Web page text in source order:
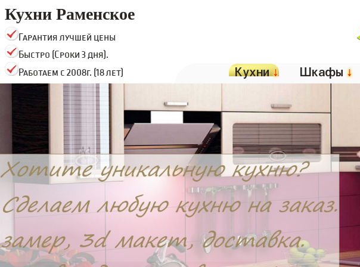
Кухни Раменское
Гарантия лучшей цены
Быстро (Сроки 3 дня).
Работаем с 2008г. (18 лет)
Кухни↓ Шкафы↓